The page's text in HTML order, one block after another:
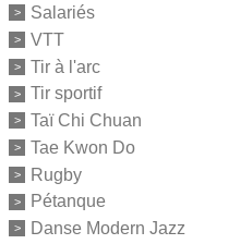
Salariés
VTT
Tir à l'arc
Tir sportif
Taï Chi Chuan
Tae Kwon Do
Rugby
Pétanque
Danse Modern Jazz